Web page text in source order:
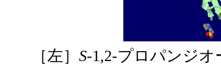
［左］ S-1,2-プロパンジ